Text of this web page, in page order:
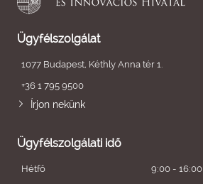
Ügyfélszolgálat
1077 Budapest, Kéthly Anna tér 1.
+36 1 795 9500
Írjon nekünk
Ügyfélszolgálati idő
Hétfő
9:00 - 16:00